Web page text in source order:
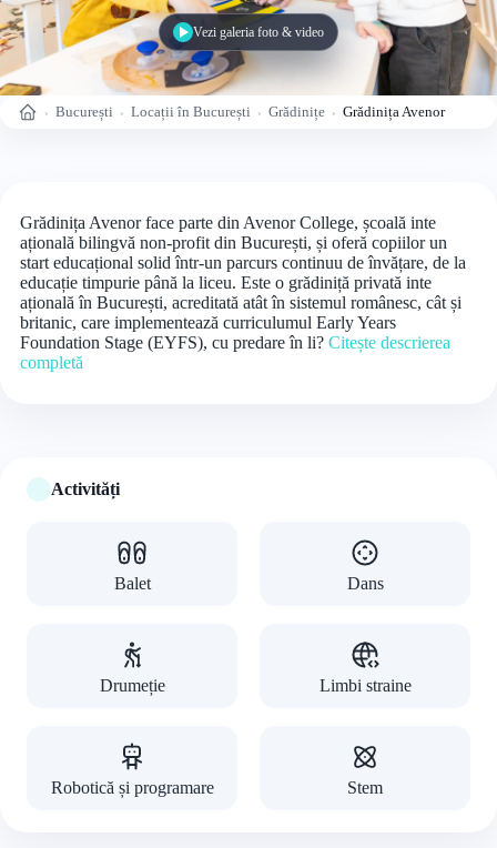
Vezi galeria foto & video
Acasă București Locații în București Grădinițe Grădinița Avenor
Grădinița Avenor face parte din Avenor College, școală inte
ațională bilingvă non-profit din București, și oferă copiilor un
start educațional solid într-un parcurs continuu de învățare, de la
educație timpurie până la liceu. Este o grădiniță privată inte
ațională în București, acreditată atât în sistemul românesc, cât și
britanic, care implementează curriculumul Early Years
Foundation Stage (EYFS), cu predare în li? Citește descrierea
completă
Activități
Balet Dans
Drumeție Limbi straine
Robotică și programare Stem